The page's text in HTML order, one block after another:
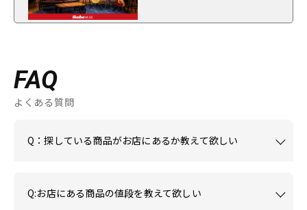
FAQ
よくある質問
Q：探している商品がお店にあるか教えて欲しい
Q:お店にある商品の値段を教えて欲しい